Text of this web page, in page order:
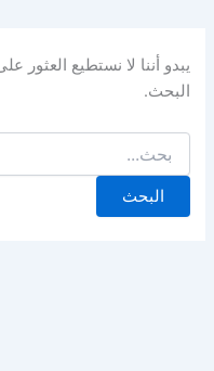
يبدو أننا لا نستطيع
البحث.
عن: